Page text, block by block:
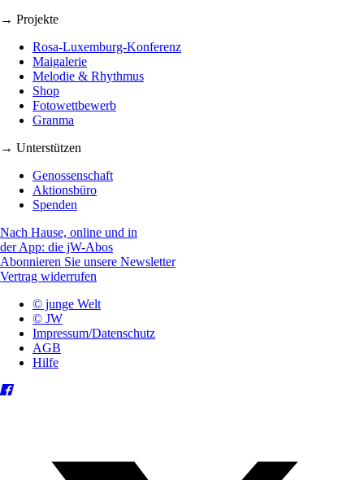
→ Projekte
Rosa-Luxemburg-Konferenz
Maigalerie
Melodie & Rhythmus
Shop
Fotowettbewerb
Granma
→ Unterstützen
Genossenschaft
Aktionsbüro
Spenden
Nach Hause, online und in
der App: die jW-Abos
Abonnieren Sie unsere Newsletter
Vertrag widerrufen
© junge Welt
© JW
Impressum/Datenschutz
AGB
Hilfe